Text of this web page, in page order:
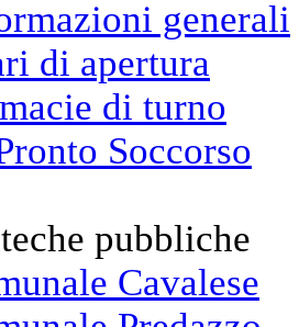
generali
di apertura
di turno
Soccorso
pubbliche
Cavalese